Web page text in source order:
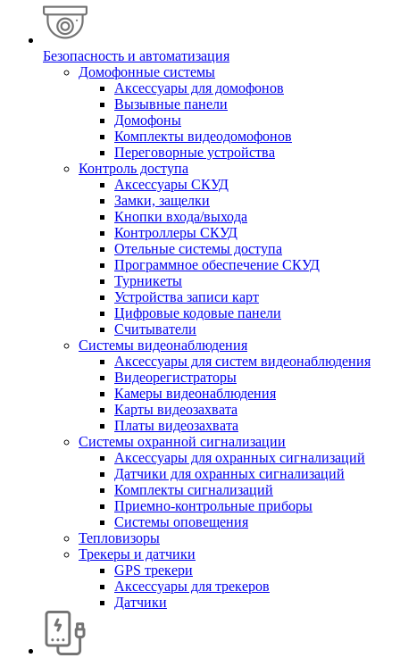
Безопасность и автоматизация
Домофонные системы
Аксессуары для домофонов
Вызывные панели
Домофоны
Комплекты видеодомофонов
Переговорные устройства
Контроль доступа
Аксессуары СКУД
Замки, защелки
Кнопки входа/выхода
Контроллеры СКУД
Отельные системы доступа
Программное обеспечение СКУД
Турникеты
Устройства записи карт
Цифровые кодовые панели
Считыватели
Системы видеонаблюдения
Аксессуары для систем видеонаблюдения
Видеорегистраторы
Камеры видеонаблюдения
Карты видеозахвата
Платы видеозахвата
Системы охранной сигнализации
Аксессуары для охранных сигнализаций
Датчики для охранных сигнализаций
Комплекты сигнализаций
Приемно-контрольные приборы
Системы оповещения
Тепловизоры
Трекеры и датчики
GPS трекери
Аксессуары для трекеров
Датчики